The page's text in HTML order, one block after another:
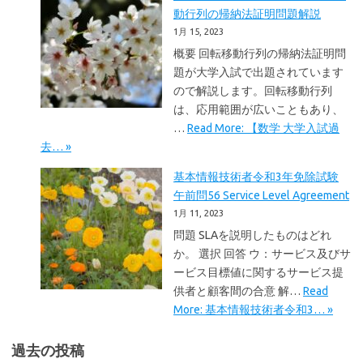
動行列の帰納法証明問題解説
1月 15, 2023
概要 回転移動行列の帰納法証明問
題が大学入試で出題されています
ので解説します。回転移動行列
は、応用範囲が広いこともあり、
… Read More: 【数学 大学入試過
去… »
基本情報技術者令和3年免除試験
午前問56 Service Level Agreement
1月 11, 2023
問題 SLAを説明したものはどれ
か。 選択 回答 ウ：サービス及びサ
ービス目標値に関するサービス提
供者と顧客間の合意 解… Read
More: 基本情報技術者令和3… »
過去の投稿